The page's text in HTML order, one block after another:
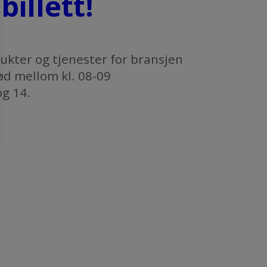
og tjenester for bransjen
mellom kl. 08-09
14.